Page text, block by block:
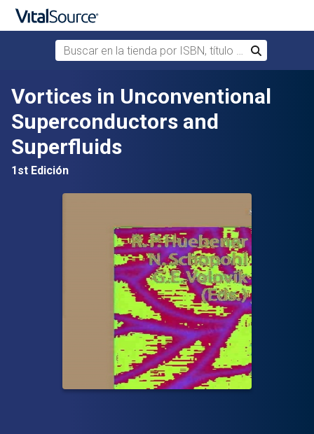
Saltar al contenido principal
Buscar en la tienda por ISBN, título o autor
Buscar
Vortices in Unconventional
Superconductors and
Superfluids
1st Edición